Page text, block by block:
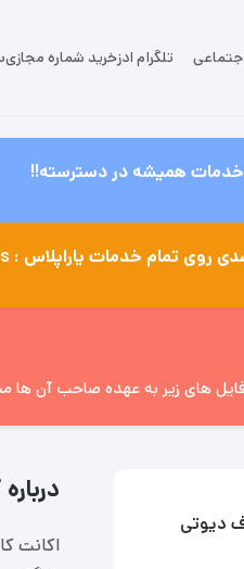
تلگرام ادزخرید شماره مجازی
خدمات همیشه در دسترسته!!
های زیر به عهده صاحب آن ها
دیوتی
اکانت